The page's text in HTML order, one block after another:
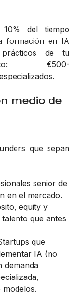
del tiempo
formación en IA
de tu
€500-
medio de
que sepan
senior de
en el mercado.
equity y
que antes
que
IA (no
demanda
modelos.